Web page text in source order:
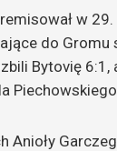
w
do
Bytovię
Anioły